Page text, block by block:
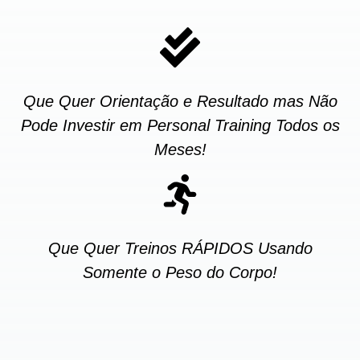
Que Quer Orientação e Resultado mas Não
Pode Investir em Personal Training Todos os
Meses!
Que Quer Treinos RÁPIDOS Usando
Somente o Peso do Corpo!